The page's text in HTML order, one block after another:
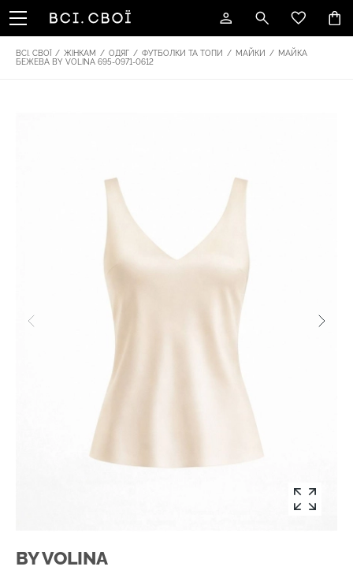
ВСІ. СВОЇ / ЖІНКАМ / ОДЯГ / ФУТБОЛКИ ТА ТОПИ / МАЙКИ / МАЙКА
БЕЖЕВА BY VOLINA 695-0971-0612
BY VOLINA